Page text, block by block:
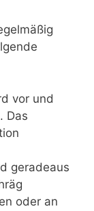
vor und
Das
geradeaus
oder an